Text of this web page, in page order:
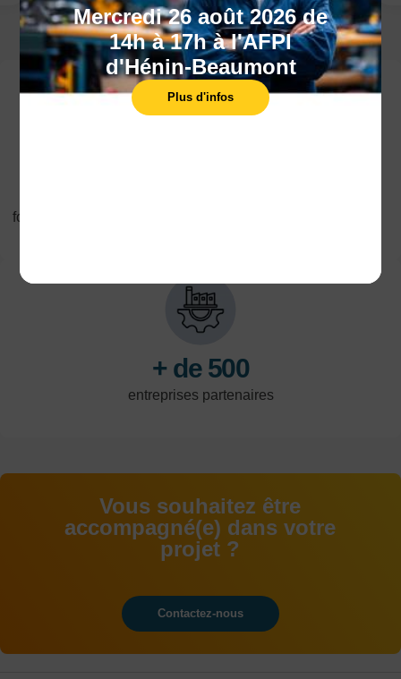
Mercredi 26 août 2026 de
14h à 17h à l'AFPI
d'Hénin-Beaumont
Plus d'infos
LES POINTS FORTS
formation dans le
tertiaire et de la
logistique
+ de 500
entreprises partenaires
Vous souhaitez être
accompagné(e) dans votre
projet ?
Contactez-nous